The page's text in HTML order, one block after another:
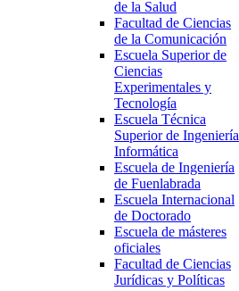
de la Salud
Facultad de Ciencias
de la Comunicación
Escuela Superior de
Ciencias
Experimentales y
Tecnología
Escuela Técnica
Superior de Ingeniería
Informática
Escuela de Ingeniería
de Fuenlabrada
Escuela Internacional
de Doctorado
Escuela de másteres
oficiales
Facultad de Ciencias
Jurídicas y Políticas